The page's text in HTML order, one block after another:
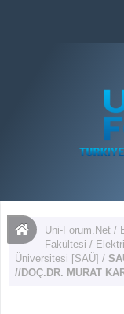
Uni-Forum.Net /
Fakültesi /
Üniversitesi [SAÜ] /
//DOÇ.DR. MURAT